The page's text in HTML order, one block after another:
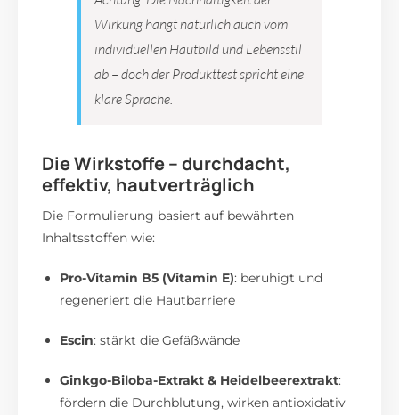
Wirkung hängt natürlich auch vom
individuellen Hautbild und Lebensstil
ab – doch der Produkttest spricht eine
klare Sprache.
Die Wirkstoffe – durchdacht,
effektiv, hautverträglich
Die Formulierung basiert auf bewährten
Inhaltsstoffen wie:
Pro-Vitamin B5 (Vitamin E): beruhigt und
regeneriert die Hautbarriere
Escin: stärkt die Gefäßwände
Ginkgo-Biloba-Extrakt & Heidelbeerextrakt:
fördern die Durchblutung, wirken antioxidativ